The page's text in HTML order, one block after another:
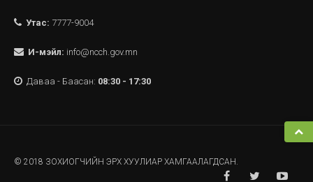
Утас: 7777-9004
И-мэйл: info@ncch.gov.mn
Даваа - Баасан: 08:30 - 17:30
© 2018 ЗОХИОГЧИЙН ЭРХ ХУУЛИАР ХАМГААЛАГДСАН.